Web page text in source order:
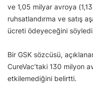
ve 1,05 milyar avroya
ruhsatlandırma ve satış
ücreti ödeyeceğini
Bir GSK sözcüsü,
CureVac’taki 130 milyon
etkilemediğini belirtti.